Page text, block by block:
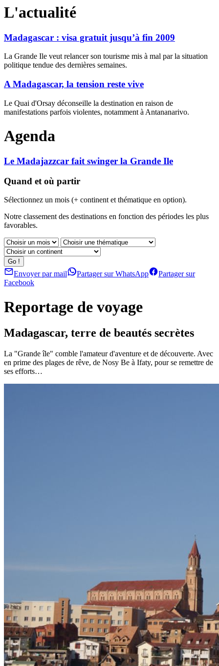
L'actualité
Madagascar : visa gratuit jusqu’à fin 2009
La Grande Ile veut relancer son tourisme mis à mal par la situation
politique tendue des dernières semaines.
A Madagascar, la tension reste vive
Le Quai d'Orsay déconseille la destination en raison de
manifestations parfois violentes, notamment à Antananarivo.
Agenda
Le Madajazzcar fait swinger la Grande Ile
Quand et où partir
Sélectionnez un mois (+ continent et thématique en option).
Notre classement des destinations en fonction des périodes les plus
favorables.
Envoyer par mail Partager sur WhatsApp
Partager sur
Facebook
Reportage de voyage
Madagascar, terre de beautés secrètes
La "Grande île" comble l'amateur d'aventure et de découverte. Avec
en prime des plages de rêve, de Nosy Be à Ifaty, pour se remettre de
ses efforts…